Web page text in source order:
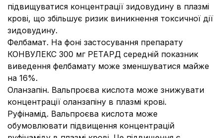
підвищуватися концентрації зидовудину в плазмі
крові, що збільшує ризик виникнення токсичної дії
зидовудину.
Фелбамат. На фоні застосування препарату
КОНВУЛЕКС 300 мг РЕТАРД середній показник
виведення фелбамату може зменшуватися майже
на 16%.
Оланзапін. Вальпроєва кислота може знижувати
концентрації оланзапіну в плазмі крові.
Руфінамід. Вальпроєва кислота може
обумовлювати підвищення концентрацій